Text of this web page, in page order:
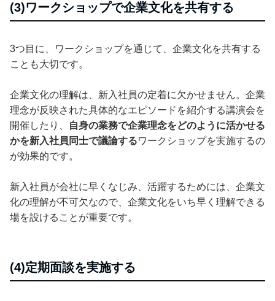
(3)ワークショップで企業文化を共有する
3つ目に、ワークショップを通じて、企業文化を共有する
ことも大切です。
企業文化の理解は、新入社員の定着に欠かせません。企業
理念が反映された具体的なエピソードを紹介する講演会を
開催したり、
自身の業務で企業理念をどのように活かせる
かを新入社員同士で議論するワークショップを実施するの
が効果的です。
新入社員が会社に早くなじみ、活躍するためには、企業文
化の理解が不可欠なので、企業文化をいち早く理解できる
場を設けることが重要です。
(4)定期面談を実施する